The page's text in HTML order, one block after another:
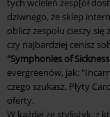
tych wcieleń zesp[ół
dziwnego, że sklep
oblicz zespołu cieszy
czy najbardziej cenisz
"Symphonies of
evergreenów, jak:
czego szukasz. Płyty
oferty.
W każdej ze stylistyk, z